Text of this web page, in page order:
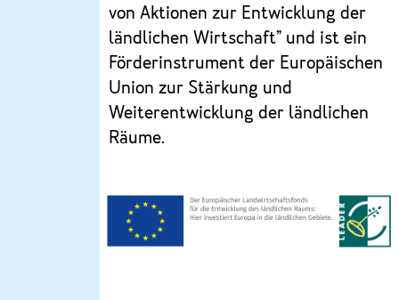
von Aktionen zur Entwicklung der
ländlichen Wirtschaft” und ist ein
Förderinstrument der Europäischen
Union zur Stärkung und
Weiterentwicklung der ländlichen
Räume.